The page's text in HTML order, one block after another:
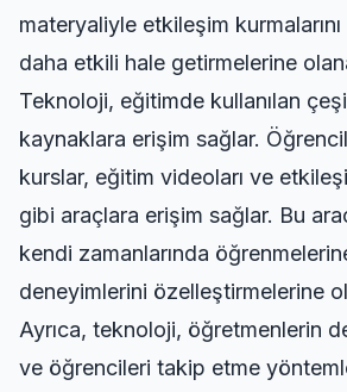
materyaliyle etkileşim
daha etkili hale getirmelerine
Teknoloji, eğitimde kullanılan
kaynaklara erişim sağlar.
kurslar, eğitim videoları ve
gibi araçlara erişim sağlar. Bu
kendi zamanlarında
deneyimlerini özelleştirmelerine
Ayrıca, teknoloji, öğretmenlerin
ve öğrencileri takip etme